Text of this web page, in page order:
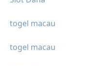
togel macau
togel macau